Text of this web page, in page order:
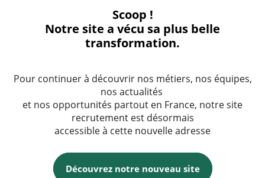
Scoop !
Notre site a vécu sa plus belle
transformation.
Pour continuer à découvrir nos métiers, nos équipes,
nos actualités
et nos opportunités partout en France, notre site
recrutement est désormais
accessible à cette nouvelle adresse
Découvrez notre nouveau site